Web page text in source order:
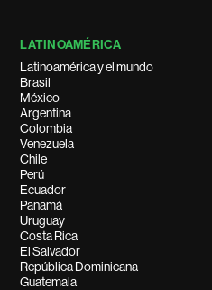
LATINOAMÉRICA
Latinoamérica y el mundo
Brasil
México
Argentina
Colombia
Venezuela
Chile
Perú
Ecuador
Panamá
Uruguay
Costa Rica
El Salvador
República Dominicana
Guatemala